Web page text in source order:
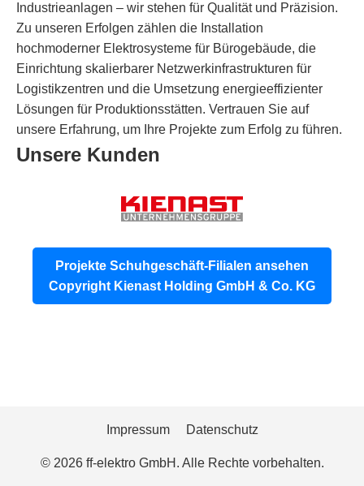
Industrieanlagen – wir stehen für Qualität und Präzision.
Zu unseren Erfolgen zählen die Installation
hochmoderner Elektrosysteme für Bürogebäude, die
Einrichtung skalierbarer Netzwerkinfrastrukturen für
Logistikzentren und die Umsetzung energieeffizienter
Lösungen für Produktionsstätten. Vertrauen Sie auf
unsere Erfahrung, um Ihre Projekte zum Erfolg zu führen.
Unsere Kunden
Projekte Schuhgeschäft-Filialen ansehen
Copyright Kienast Holding GmbH & Co. KG
Impressum Datenschutz
© 2026 ff-elektro GmbH. Alle Rechte vorbehalten.